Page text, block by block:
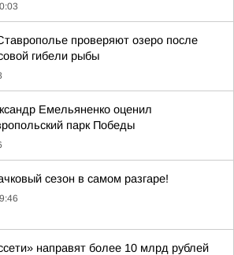
проверяют озеро после
гибели рыбы
Емельяненко оценил
парк Победы
сезон в самом разгаре!
направят более 10 млрд рублей